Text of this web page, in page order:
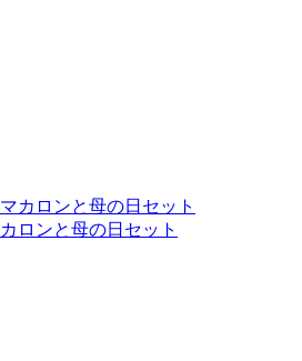
ロンと母の日セット